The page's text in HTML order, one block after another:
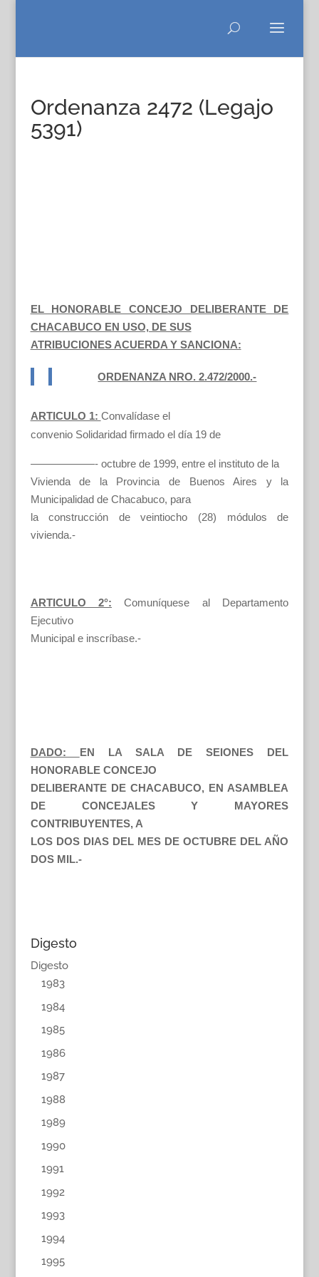
Ordenanza 2472 (Legajo
5391)
EL HONORABLE CONCEJO DELIBERANTE DE
CHACABUCO EN USO, DE SUS
ATRIBUCIONES ACUERDA Y SANCIONA:
ORDENANZA NRO. 2.472/2000.-
ARTICULO 1: Convalídase el
convenio Solidaridad firmado el día 19 de
——————- octubre de 1999, entre el instituto de la
Vivienda de la Provincia de Buenos Aires y la
Municipalidad de Chacabuco, para
la construcción de veintiocho (28) módulos de
vivienda.-
ARTICULO 2°: Comuníquese al Departamento
Ejecutivo
Municipal e inscríbase.-
DADO: EN LA SALA DE SEIONES DEL
HONORABLE CONCEJO
DELIBERANTE DE CHACABUCO, EN ASAMBLEA
DE CONCEJALES Y MAYORES
CONTRIBUYENTES, A
LOS DOS DIAS DEL MES DE OCTUBRE DEL AÑO
DOS MIL.-
Digesto
Digesto
1983
1984
1985
1986
1987
1988
1989
1990
1991
1992
1993
1994
1995